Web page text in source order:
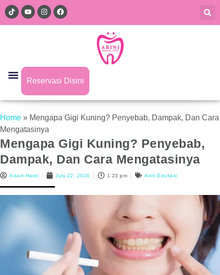
Reservasi Disini
Home » Mengapa Gigi Kuning? Penyebab, Dampak, Dan Cara
Mengatasinya
Mengapa Gigi Kuning? Penyebab,
Dampak, Dan Cara Mengatasinya
Adam Hardi July 22, 2024 1:23 pm Arini Edukasi